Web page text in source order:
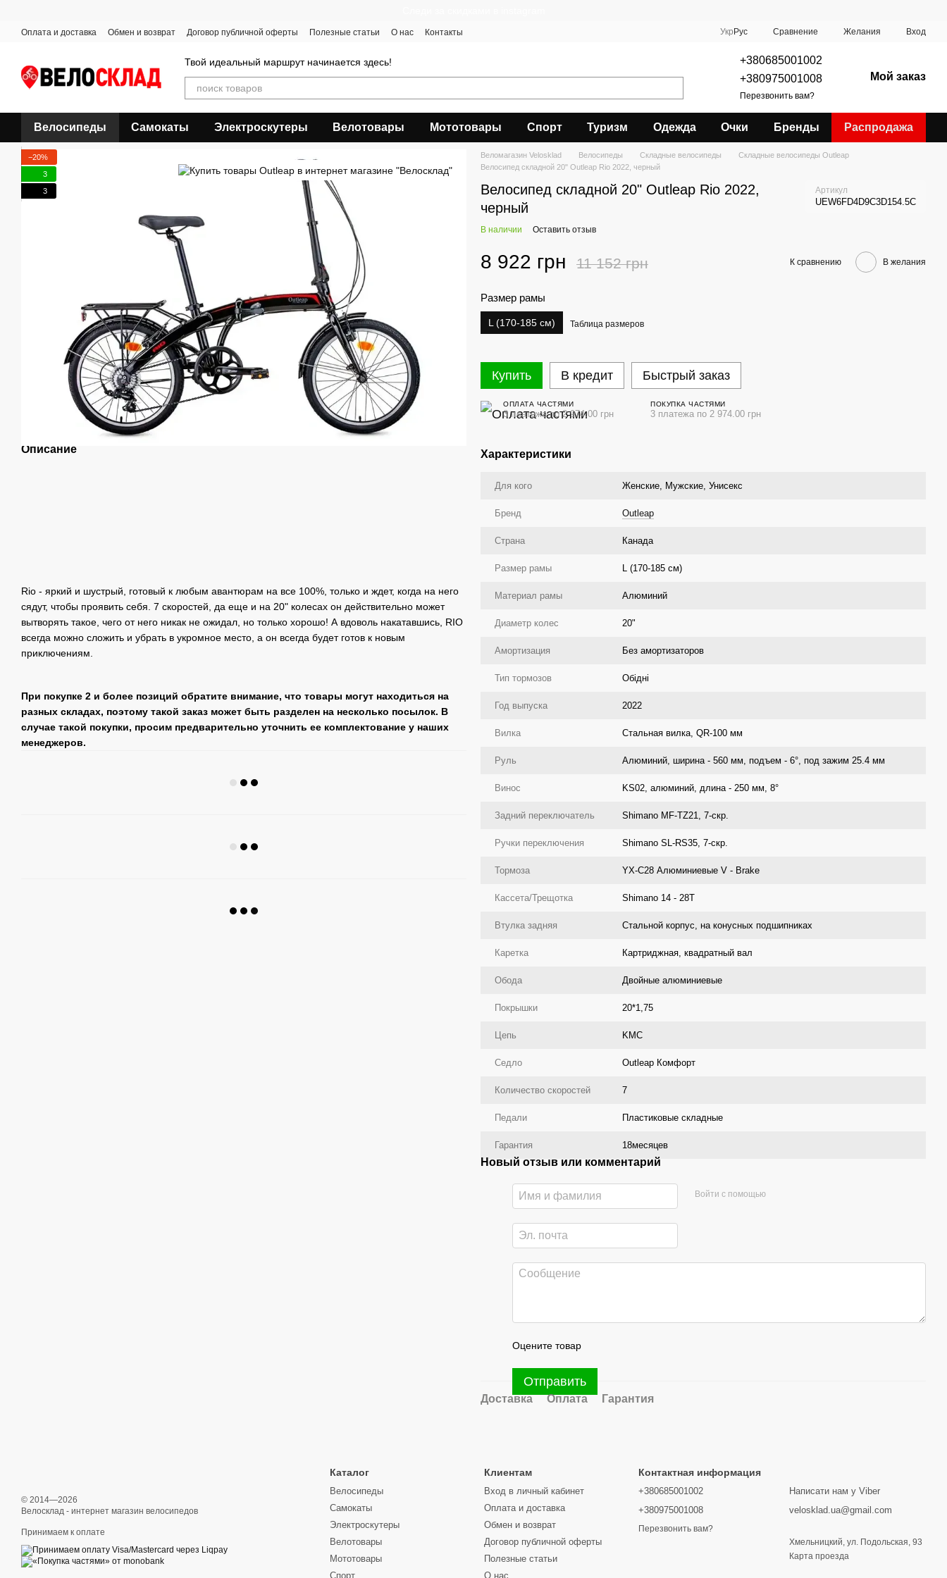
Оплата и доставка Обмен и возврат Договор публичной оферты Полезные статьи О нас Контакты Укр Рус Сравнение Желания Вход
Твой идеальный маршрут начинается здесь!
+380685001002
+380975001008
Перезвонить вам?
Мой заказ
Велосипеды Самокаты Электроскутеры Велотовары Мототовары Спорт Туризм Одежда Очки Бренды Распродажа
−20%
3
3
Описание
Rio - яркий и шустрый, готовый к любым авантюрам на все 100%, только и ждет, когда на него
сядут, чтобы проявить себя. 7 скоростей, да еще и на 20" колесах он действительно может
вытворять такое, чего от него никак не ожидал, но только хорошо! А вдоволь накатавшись, RIO
всегда можно сложить и убрать в укромное место, а он всегда будет готов к новым
приключениям.
При покупке 2 и более позиций обратите внимание, что товары могут находиться на
разных складах, поэтому такой заказ может быть разделен на несколько посылок. В
случае такой покупки, просим предварительно уточнить ее комплектование у наших
менеджеров.
Веломагазин Velosklad Велосипеды Складные велосипеды
Складные велосипеды Outleap
Велосипед складной 20" Outleap Rio 2022, черный
Велосипед складной 20" Outleap Rio 2022,
черный
Артикул
UEW6FD4D9C3D154.5C
В наличии Оставить отзыв
8 922 грн 11 152 грн К сравнению В желания
Размер рамы
L (170-185 см) Таблица размеров
Купить В кредит Быстрый заказ
ОПЛАТА ЧАСТЯМИ
3 платежа по 2 974.00 грн
ПОКУПКА ЧАСТЯМИ
3 платежа по 2 974.00 грн
Характеристики
Для кого Женские, Мужские, Унисекс
Бренд Outleap
Страна Канада
Размер рамы L (170-185 см)
Материал рамы Алюминий
Диаметр колес 20"
Амортизация Без амортизаторов
Тип тормозов Обідні
Год выпуска 2022
Вилка Стальная вилка, QR-100 мм
Руль Алюминий, ширина - 560 мм, подъем - 6°, под зажим 25.4 мм
Винос KS02, алюминий, длина - 250 мм, 8°
Задний переключатель Shimano MF-TZ21, 7-скр.
Ручки переключения Shimano SL-RS35, 7-скр.
Тормоза YX-C28 Алюминиевые V - Brake
Кассета/Трещотка Shimano 14 - 28T
Втулка задняя Стальной корпус, на конусных подшипниках
Каретка Картриджная, квадратный вал
Обода Двойные алюминиевые
Покрышки 20*1,75
Цепь KMC
Седло Outleap Комфорт
Количество скоростей 7
Педали Пластиковые складные
Гарантия 18месяцев
Новый отзыв или комментарий
Войти с помощью
Оцените товар
Отправить
Доставка Оплата Гарантия
© 2014—2026
Велосклад - интернет магазин велосипедов
Принимаем к оплате
Каталог
Велосипеды
Самокаты
Электроскутеры
Велотовары
Мототовары
Спорт
Клиентам
Вход в личный кабинет
Оплата и доставка
Обмен и возврат
Договор публичной оферты
Полезные статьи
О нас
Контактная информация
+380685001002
+380975001008
Перезвонить вам?
Написати нам у Viber
velosklad.ua@gmail.com
Хмельницкий, ул. Подольская, 93
Карта проезда